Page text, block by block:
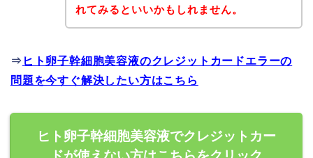
れてみるといいかもしれません。
⇒ ヒト卵子幹細胞美容液のクレジットカードエラーの
問題を今すぐ解決したい方はこちら
ヒト卵子幹細胞美容液でクレジットカー